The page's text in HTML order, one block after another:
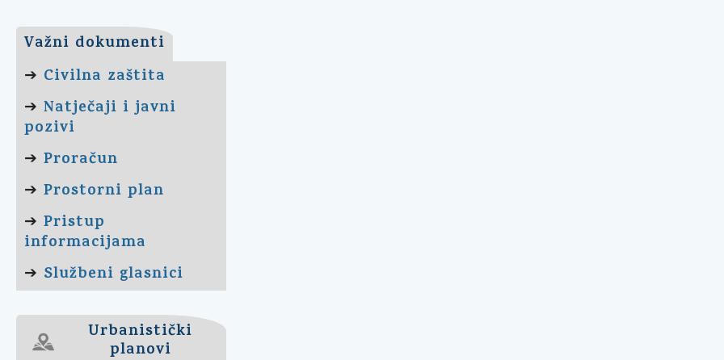
Važni dokumenti
➔ Civilna zaštita
➔ Natječaji i javni
pozivi
➔ Proračun
➔ Prostorni plan
➔ Pristup
informacijama
➔ Službeni glasnici
Urbanistički
planovi